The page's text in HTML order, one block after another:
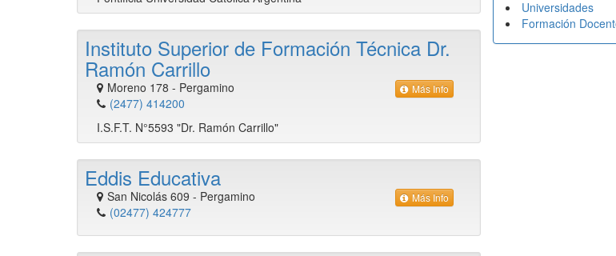
Instituto Superior de Formación Técnica Dr.
Ramón Carrillo
Moreno 178 - Pergamino
(2477) 414200
I.S.F.T. N°5593 "Dr. Ramón Carrillo"
Más Info
Eddis Educativa
San Nicolás 609 - Pergamino
(02477) 424777
Más Info
Universidades
Formación